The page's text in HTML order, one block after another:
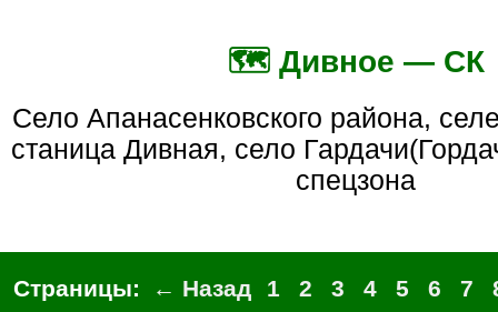
🗺️ Дивное — СК
село Апанасенковского района, селение Дивенское,
станица Дивная, село
спецзона
Страницы: ← Назад 1 2 3 4 5 6 7